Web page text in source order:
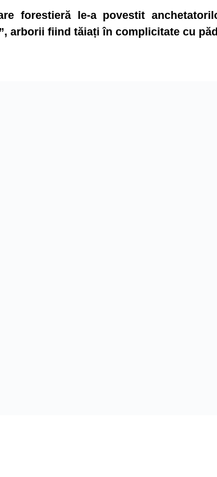
forestieră le-a povestit
arborii fiind tăiați în complicitate cu